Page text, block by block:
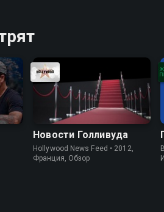
Новости Голливуда
Hollywood News Feed • 2012,
Франция, Обзор